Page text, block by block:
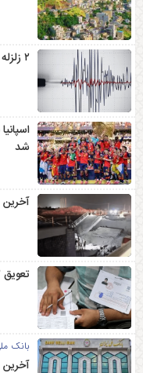
۲ زلزله‌ بالای ۵ ریشتر کرمانشاه را لرزاند
شد
تعویق ۲ امتحان نهایی در ۴ استان
بانک